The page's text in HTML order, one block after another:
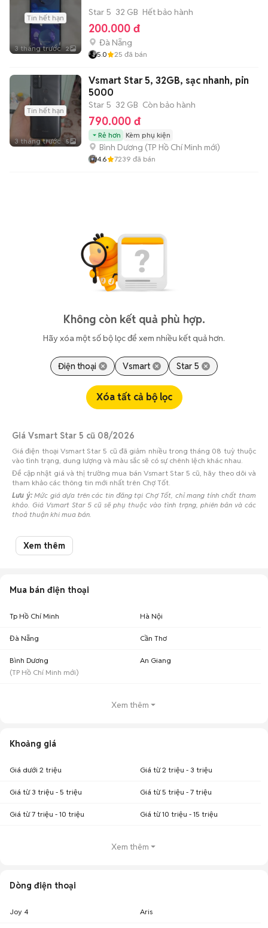
Tin hết hạn
3 tháng trước 2
Star 5 32 GB Hết bảo hành
200.000 đ
Đà Nẵng
5.0 25 đã bán
Tin hết hạn
3 tháng trước 5
Vsmart Star 5, 32GB, sạc nhanh, pin
5000
Star 5 32 GB Còn bảo hành
790.000 đ
Rẻ hơn Kèm phụ kiện
Bình Dương (TP Hồ Chí Minh mới)
4.6 7239 đã bán
Không còn kết quả phù hợp.
Hãy xóa một số bộ lọc để xem nhiều kết quả hơn.
Điện thoại Vsmart Star 5
Xóa tất cả bộ lọc
Giá Vsmart Star 5 cũ 08/2026
Giá điện thoại Vsmart Star 5 cũ đã giảm nhiều trong tháng 08 tuỳ thuộc
vào tình trạng, dung lượng và màu sắc sẽ có sự chênh lệch khác nhau.
Để cập nhật giá và thị trường mua bán Vsmart Star 5 cũ, hãy theo dõi và
tham khảo các thông tin mới nhất trên Chợ Tốt.
Lưu ý:Mức giá dựa trên các tin đăng tại Chợ Tốt, chỉ mang tính chất tham
khảo. Giá Vsmart Star 5 cũ sẽ phụ thuộc vào tình trạng, phiên bản và các
thoả thuận khi mua bán.
Mua bán Vsmart Star 5 cũ
Chợ Tốt có 20 tin đăng bán, mua Vsmart Star 5 cũ với nhiều khoảng giá
Xem thêm
Mua bán điện thoại
Tp Hồ Chí Minh Hà Nội
Đà Nẵng Cần Thơ
Bình Dương
(TP Hồ Chí Minh mới)
An Giang
Xem thêm
Khoảng giá
Giá dưới 2 triệu Giá từ 2 triệu - 3 triệu
Giá từ 3 triệu - 5 triệu Giá từ 5 triệu - 7 triệu
Giá từ 7 triệu - 10 triệu Giá từ 10 triệu - 15 triệu
Xem thêm
Dòng điện thoại
Joy 4 Aris